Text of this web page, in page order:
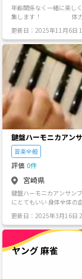
年齢関係なく一緒に楽し
集します！ 体力向
構いません！できるだけそ
練習内容を一緒に考えて
も出来るので是非興味あ
ジくださ
(活動
月、火、水、木、金の夜
度。週5回の練習をしま
来て頂いて構いません)
更新日：2025年11月6日
鍵盤ハーモニカアン
音楽全般
評価 0件
宮崎県
鍵盤ハーモニカアンサンブル
にとてもいい 身体全体の
身体が軽く笑顔になる ピ
ど右手だけなので簡単 皆
ンサンブル 昭和の曲、
ス、童謡 ジャンル問わず
ワクワク、ワイワイ、皆
更新日：2025年3月16日